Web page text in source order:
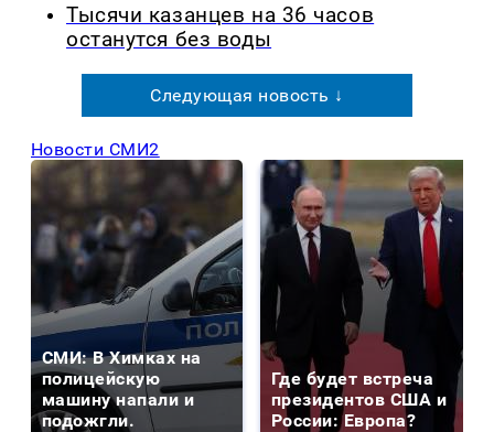
Тысячи казанцев на 36 часов
останутся без воды
Следующая новость ↓
Новости СМИ2
СМИ: В Химках на
полицейскую
машину напали и
подожгли.
Где будет встреча
президентов США и
России: Европа?